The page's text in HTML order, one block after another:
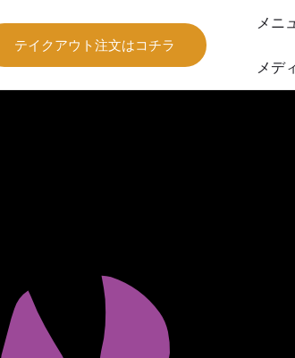
テイクアウト注文はコチラ
メニ
メデ